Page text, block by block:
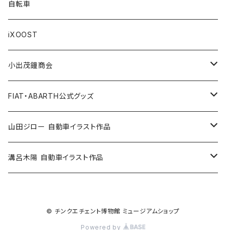
AUTOBIANCHI
Others / その他
Key Ring / キーリング
Belt / ベルト
Handkerchief / ハンカチ
Cap / キャップ
Others / その他
Accessories / アクセサリー
Ornament / 置物
Bicycle accessories / 自転車関連
Pen / ペン
Illustration / イラスト
小出茂鐘商会
イラストスタンド
Doll / ドール
Auto parts / カーパーツ
Accessories
FIAT/フィアット
Race/レース
Others / その他
Sticker/ステッカー
Emblem/エンブレム
Goods／グッズ
Miniature Car／ミニカー
Wear／ウェア
Sticker / ステッカー
Bag / バッグ
Tshirt / Tシャツ
Pouch / ポーチ
Steel badge / 缶バッジ
ABARTH CLUB MCRT
Apparel / アパレル
自転車
iXOOST
小出茂鐘商会
イラストスタンド
FIAT・ABARTH公式グッズ
Wallet / 財布
Bag / バッグ
山田ジロー 自動車イラスト作品
A3・A2サイズ
溝呂木陽 自動車イラスト作品
© チンクエチェント博物館 ミュージアムショップ
Powered by